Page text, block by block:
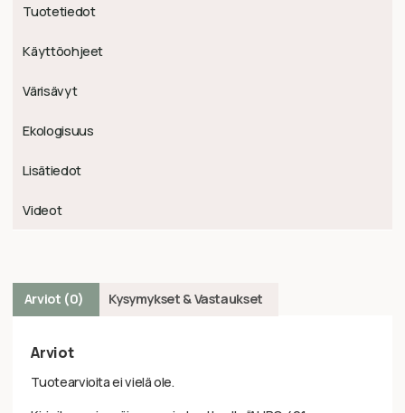
Tuotetiedot
Käyttöohjeet
Värisävyt
Ekologisuus
Lisätiedot
Videot
Arviot (0) Kysymykset & Vastaukset
Arviot
Tuotearvioita ei vielä ole.